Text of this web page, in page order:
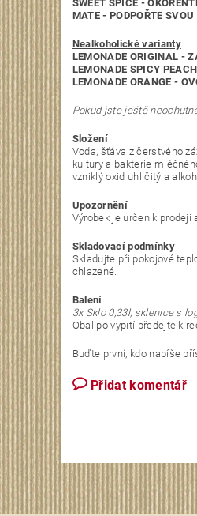
SWEET SPICE -
MATE -PODPOŘTE SVOU
Nealkoholické varianty
LEMONADE ORIGINAL -
LEMONADE SPICY
LEMONADE ORANGE -
Pokud jste ještě
Složení
Voda, šťáva z čerstvého
kultury a bakterie
vzniklý oxid uhličitý a
Upozornění
Výrobek je určen k
Skladovací podmínky
Skladujte při pokojové
chlazené.
Balení
3x Sklo 0,33l, sklenice s
Obal po vypití předejte k
Buďte první, kdo napíše
Přidat komentář